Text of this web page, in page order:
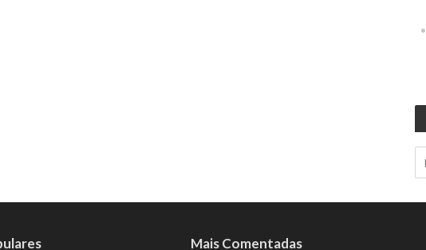
Mais Comentadas